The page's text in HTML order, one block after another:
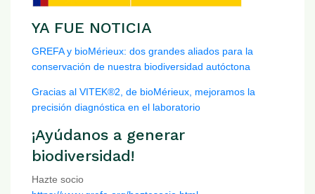
YA FUE NOTICIA
GREFA y bioMérieux: dos grandes aliados para la
conservación de nuestra biodiversidad autóctona
Gracias al VITEK®2, de bioMérieux, mejoramos la
precisión diagnóstica en el laboratorio
¡Ayúdanos a generar
biodiversidad!
Hazte socio